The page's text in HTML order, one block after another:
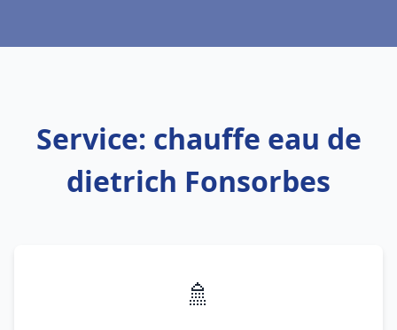
Service: chauffe eau de
dietrich Fonsorbes
🚿